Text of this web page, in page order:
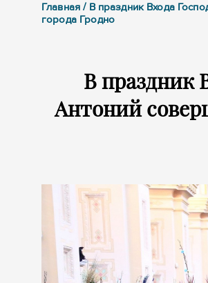
Главная / В праздник Входа
города Гродно
В праздник
Антоний